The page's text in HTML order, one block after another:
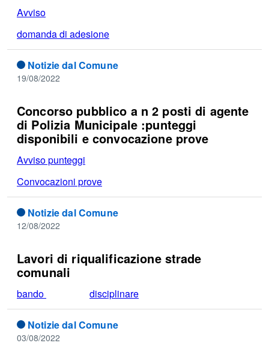
Avviso
domanda di adesione
Notizie dal Comune
19/08/2022
Concorso pubblico a n 2 posti di agente
di Polizia Municipale :punteggi
disponibili e convocazione prove
Avviso punteggi
Convocazioni prove
Notizie dal Comune
12/08/2022
Lavori di riqualificazione strade
comunali
bando disciplinare
Notizie dal Comune
03/08/2022